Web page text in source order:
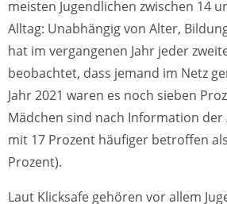
meisten Jugendlichen zwischen 14
Alltag: Unabhängig von Alter,
hat im vergangenen Jahr jeder
beobachtet, dass jemand im Netz
Jahr 2021 waren es noch sieben
Mädchen sind nach Information der
mit 17 Prozent häufiger betroffen
Prozent).
Laut Klicksafe gehören vor allem